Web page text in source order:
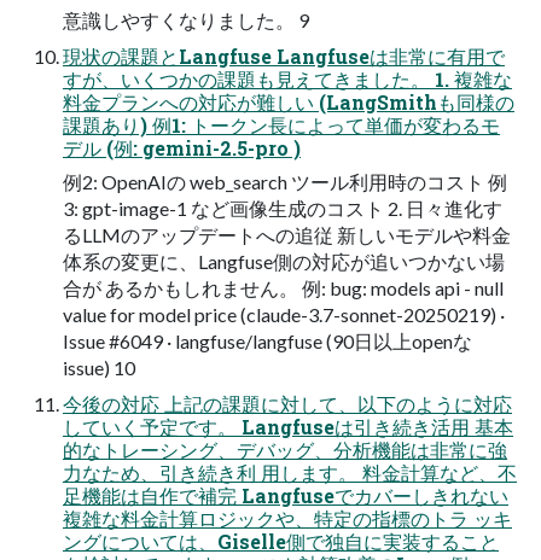
意識しやすくなりました。 9
現状の課題とLangfuse Langfuseは非常に有用で
すが、いくつかの課題も見えてきました。 1. 複雑な
料金プランへの対応が難しい (LangSmithも同様の
課題あり) 例1: トークン長によって単価が変わるモ
デル (例: gemini-2.5-pro )
例2: OpenAIの web_search ツール利用時のコスト 例
3: gpt-image-1 など画像生成のコスト 2. 日々進化す
るLLMのアップデートへの追従 新しいモデルや料金
体系の変更に、Langfuse側の対応が追いつかない場
合が あるかもしれません。 例: bug: models api - null
value for model price (claude-3.7-sonnet-20250219) ·
Issue #6049 · langfuse/langfuse (90日以上openな
issue) 10
今後の対応 上記の課題に対して、以下のように対応
していく予定です。 Langfuseは引き続き活用 基本
的なトレーシング、デバッグ、分析機能は非常に強
力なため、引き続き利 用します。 料金計算など、不
足機能は自作で補完 Langfuseでカバーしきれない
複雑な料金計算ロジックや、特定の指標のトラ ッキ
ングについては、Giselle側で独自に実装すること